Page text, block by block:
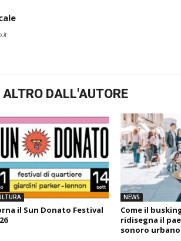
ALTRO DALL'AUTORE
il Sun Donato Festival
NEWS
Come il
ridisegna il
sonoro urbano